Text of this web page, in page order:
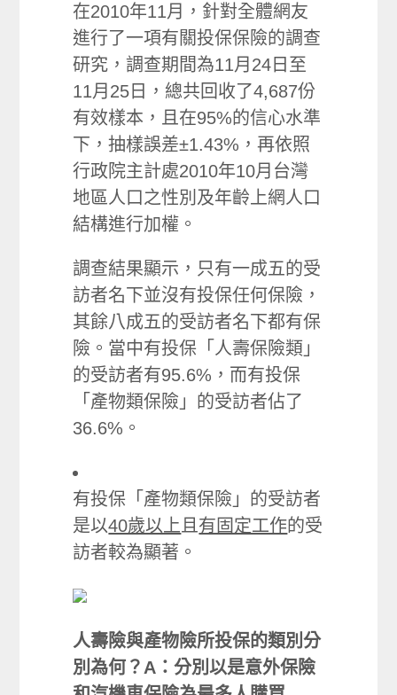
在2010年11月，針對全體網友
進行了一項有關投保保險的調查
研究，調查期間為11月24日至
11月25日，總共回收了4,687份
有效樣本，且在95%的信心水準
下，抽樣誤差±1.43%，再依照
行政院主計處2010年10月台灣
地區人口之性別及年齡上網人口
結構進行加權。
調查結果顯示，只有一成五的受
訪者名下並沒有投保任何保險，
其餘八成五的受訪者名下都有保
險。當中有投保「人壽保險類」
的受訪者有95.6%，而有投保
「產物類保險」的受訪者佔了
36.6%。
有投保「產物類保險」的受訪者
是以40歲以上 且 有固定工作的受
訪者較為顯著。
人壽險與產物險所投保的類別分
別為何？A：分別以是意外保險